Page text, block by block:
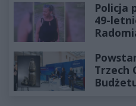
Policja
49-
Trzech